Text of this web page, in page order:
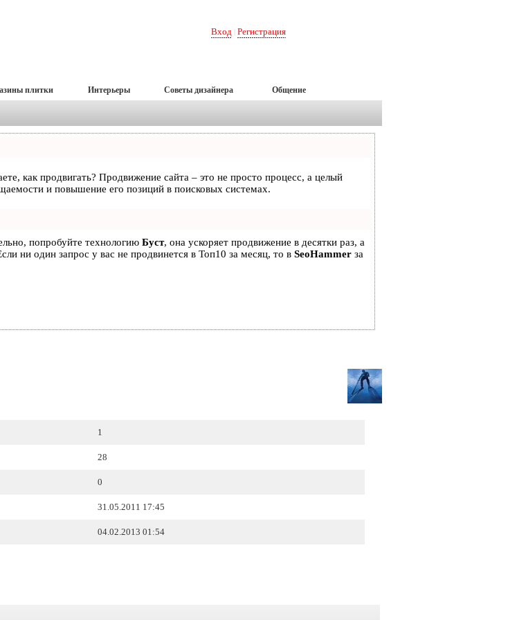
Вход Регистрация
плитки Интерьеры Советы дизайнера Общение
как продвигать? Продвижение сайта – это не просто процесс, а целый
и повышение его позиций в поисковых системах.
попробуйте технологию Буст, она ускоряет продвижение в десятки раз, а
ни один запрос у вас не продвинется в Топ10 за месяц, то в SeoHammer за
1
28
0
31.05.2011 17:45
04.02.2013 01:54